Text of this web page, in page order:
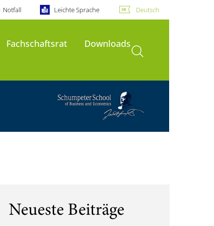
Notfall Leichte Sprache Deutsch
Fachschaftsrat
DownloadsSuche öffnen
Neueste Beiträge